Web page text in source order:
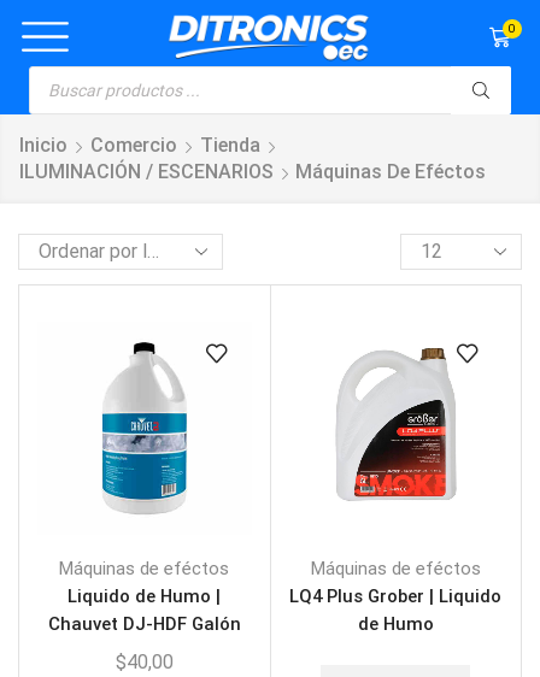
0
Inicio Comercio
Tienda
ILUMINACIÓN / ESCENARIOS
Máquinas De Eféctos
Máquinas de eféctos
Liquido de Humo |
Chauvet DJ-HDF Galón
$40,00
Máquinas de eféctos
LQ4 Plus Grober | Liquido
de Humo